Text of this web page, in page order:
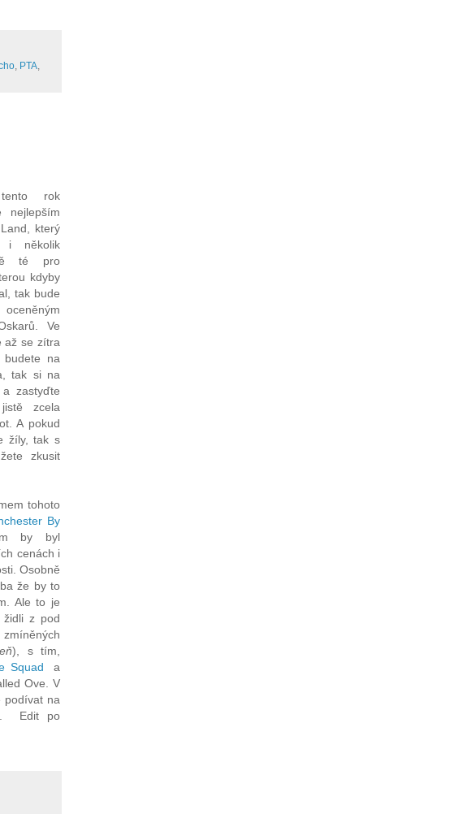
PTA
rok
nejlepším
který
i několik
té pro
kdyby
tak bude
Ve
až se zítra
na
tak si na
a zastyďte
zcela
A pokud
žíly, tak s
zkusit
tohoto
By
by byl
cenách i
Osobně
že by to
Ale to je
židli z pod
), s tím,
Squad a
Ove.V
podívat na
Edit po